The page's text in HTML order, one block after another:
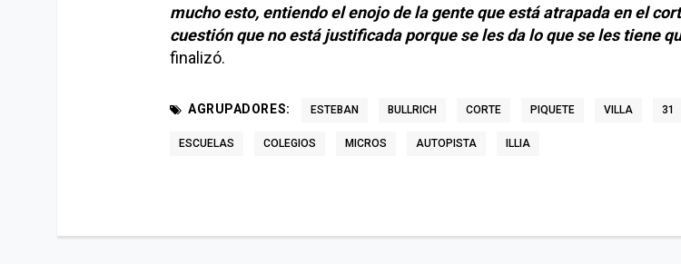
mucho esto, entiendo el enojo de la gente que está atrapada en el
cuestión que no está justificada porque se les da lo que se les tiene
finalizó.
AGRUPADORES: ESTEBAN BULLRICH CORTE PIQUETE VILLA 31
ESCUELAS COLEGIOS MICROS AUTOPISTA ILLIA